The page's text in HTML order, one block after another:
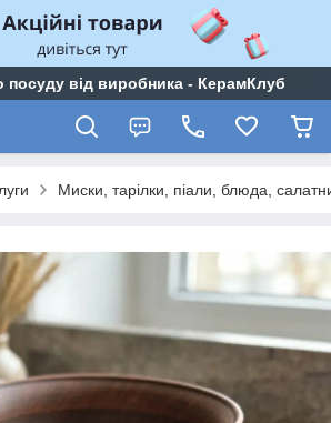
посуду від виробника - КерамКлуб
Миски, тарілки, піали, блюда,